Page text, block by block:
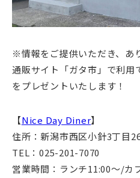
※情報をご提供いただき、あ
通販サイト「ガタ市」で利用
をプレゼントいたします！
【Nice Day Diner】
住所：新潟市西区小針3丁目
TEL：025-201-7070
営業時間：ランチ11:00〜/カ